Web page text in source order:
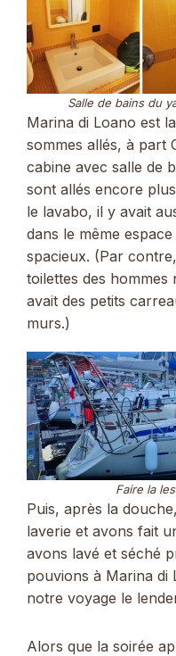
Salle de bains du
Marina di Loano est
sommes allés, à part
cabine avec salle de
sont allés encore
le lavabo, il y avait
dans le même
spacieux. (Par
toilettes des hommes
avait des petits
murs.)
Faire la
Puis, après la
laverie et avons fait
avons lavé et séché
pouvions à Marina di
notre voyage le
Alors que la soirée